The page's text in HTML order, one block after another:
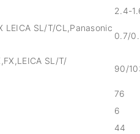
2.4-
LEICA SL/T/CL,Panasonic
0.7/
SL/T/
90/
76
6
44